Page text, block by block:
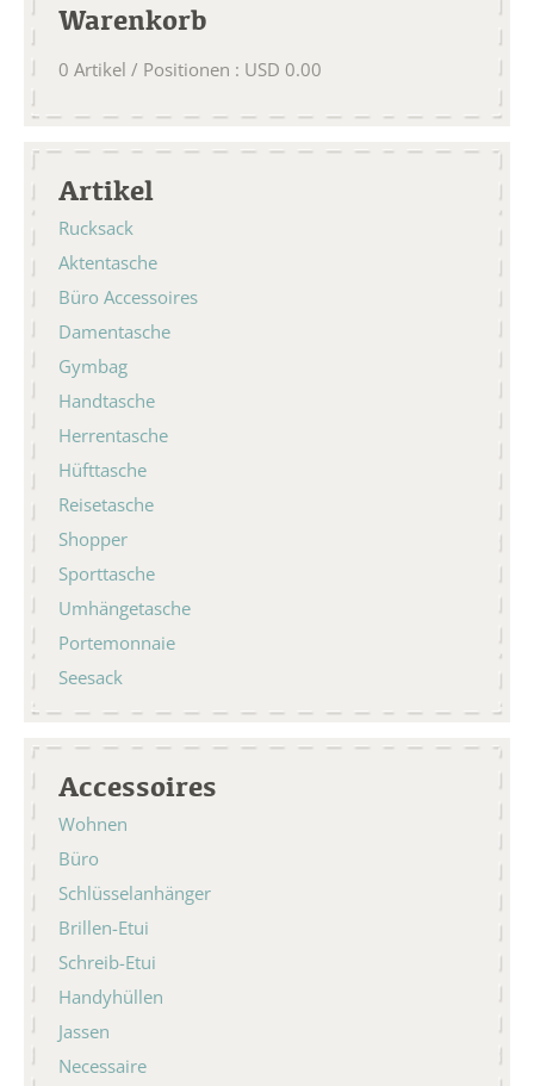
Warenkorb
0 Artikel / Positionen : USD 0.00
Artikel
Rucksack
Aktentasche
Büro Accessoires
Damentasche
Gymbag
Handtasche
Herrentasche
Hüfttasche
Reisetasche
Shopper
Sporttasche
Umhängetasche
Portemonnaie
Seesack
Accessoires
Wohnen
Büro
Schlüsselanhänger
Brillen-Etui
Schreib-Etui
Handyhüllen
Jassen
Necessaire